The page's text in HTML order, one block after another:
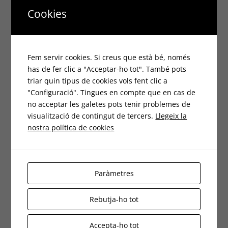
vida moderna
22 març, 2024
En el ritme frenètic de la vida moderna, és [...]
Activitats dirigides
Cookies
Fem servir cookies. Si creus que està bé, només
has de fer clic a "Acceptar-ho tot". També pots
triar quin tipus de cookies vols fent clic a
"Configuració". Tingues en compte que en cas de
no acceptar les galetes pots tenir problemes de
visualització de contingut de tercers. Llegeix la
nostra política de cookies
Paràmetres
Rebutja-ho tot
Accepta-ho tot